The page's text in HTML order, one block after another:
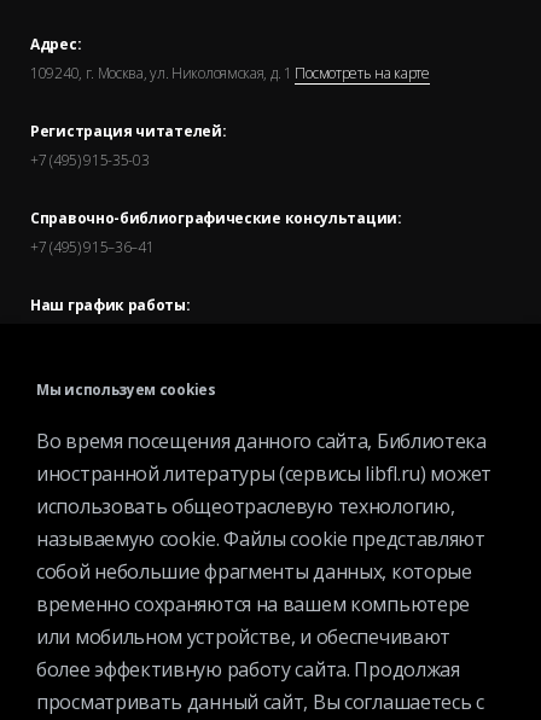
Адрес:
109240, г. Москва, ул. Николоямская, д. 1 Посмотреть на карте
Регистрация читателей:
+7 (495) 915-35-03
Справочно-библиографические консультации:
+7 (495) 915–36–41
Наш график работы:
полчаса до окончания работы.
© 2025 Федеральное государственное бюджетное учреждение
культуры «Всероссийская государственная библиотека
Мы используем cookies
Во время посещения данного сайта, Библиотека
иностранной литературы (сервисы libfl.ru) может
использовать общеотраслевую технологию,
называемую cookie. Файлы cookie представляют
собой небольшие фрагменты данных, которые
временно сохраняются на вашем компьютере
или мобильном устройстве, и обеспечивают
более эффективную работу сайта. Продолжая
просматривать данный сайт, Вы соглашаетесь с